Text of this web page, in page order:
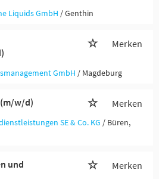
Liquids GmbH / Genthin
Merken
GmbH / Magdeburg
w/d) Merken
SE & Co. KG / Büren,
und
Merken